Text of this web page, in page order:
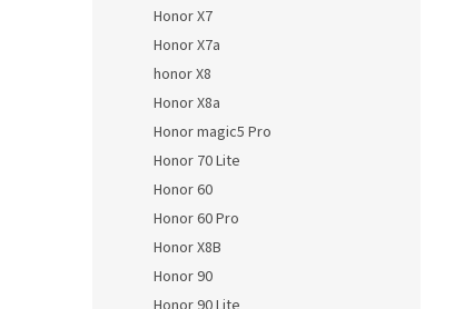
Honor X7
Honor X7a
honor X8
Honor X8a
Honor magic5 Pro
Honor 70 Lite
Honor 60
Honor 60 Pro
Honor X8B
Honor 90